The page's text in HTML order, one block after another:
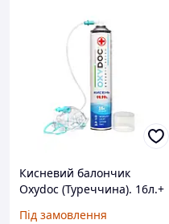
Кисневий балончик
Oxydoc (Туреччина). 16л.+
Під замовлення